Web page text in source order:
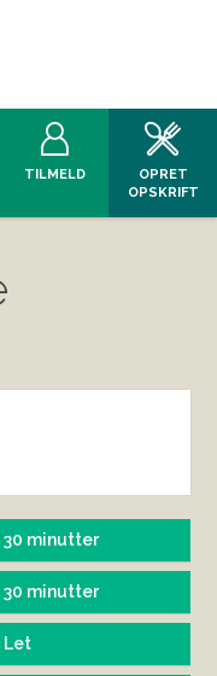
TILMELD
OPRET
OPSKRIFT
30 minutter
30 minutter
Let